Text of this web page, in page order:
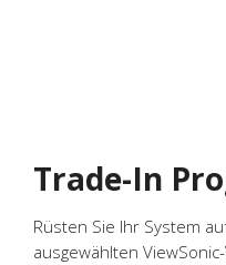
Trade-In
Rüsten Sie Ihr System
ausgewählten